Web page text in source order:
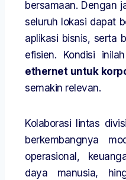
bersamaan. Dengan
seluruh lokasi dapat
aplikasi bisnis, serta
efisien. Kondisi
ethernet untuk
semakin relevan.
Kolaborasi lintas
berkembangnya
operasional,
daya manusia,